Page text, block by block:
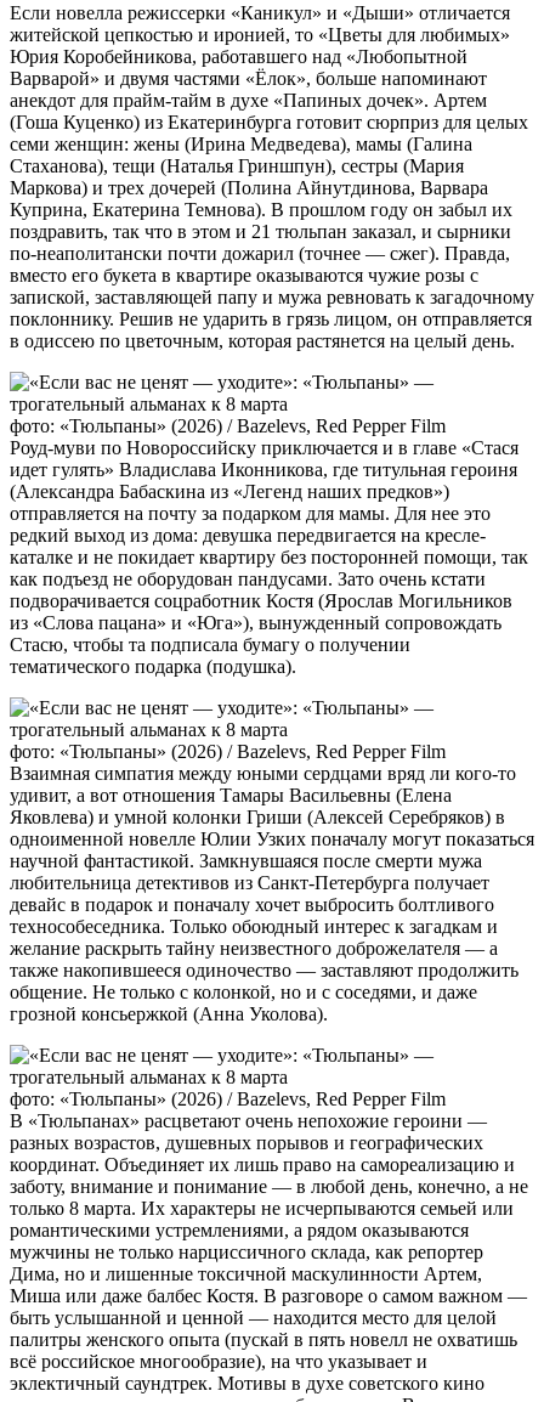
Если новелла режиссерки «Каникул» и «Дыши» отличается
житейской цепкостью и иронией, то «Цветы для любимых»
Юрия Коробейникова, работавшего над «Любопытной
Варварой» и двумя частями «Ёлок», больше напоминают
анекдот для прайм-тайм в духе «Папиных дочек». Артем
(Гоша Куценко) из Екатеринбурга готовит сюрприз для целых
семи женщин: жены (Ирина Медведева), мамы (Галина
Стаханова), тещи (Наталья Гриншпун), сестры (Мария
Маркова) и трех дочерей (Полина Айнутдинова, Варвара
Куприна, Екатерина Темнова). В прошлом году он забыл их
поздравить, так что в этом и 21 тюльпан заказал, и сырники
по-неаполитански почти дожарил (точнее — сжег). Правда,
вместо его букета в квартире оказываются чужие розы с
запиской, заставляющей папу и мужа ревновать к загадочному
поклоннику. Решив не ударить в грязь лицом, он отправляется
в одиссею по цветочным, которая растянется на целый день.
фото: «Тюльпаны» (2026) / Bazelevs, Red Pepper Film
Роуд-муви по Новороссийску приключается и в главе «Стася
идет гулять» Владислава Иконникова, где титульная героиня
(Александра Бабаскина из «Легенд наших предков»)
отправляется на почту за подарком для мамы. Для нее это
редкий выход из дома: девушка передвигается на кресле-
каталке и не покидает квартиру без посторонней помощи, так
как подъезд не оборудован пандусами. Зато очень кстати
подворачивается соцработник Костя (Ярослав Могильников
из «Слова пацана» и «Юга»), вынужденный сопровождать
Стасю, чтобы та подписала бумагу о получении
тематического подарка (подушка).
фото: «Тюльпаны» (2026) / Bazelevs, Red Pepper Film
Взаимная симпатия между юными сердцами вряд ли кого-то
удивит, а вот отношения Тамары Васильевны (Елена
Яковлева) и умной колонки Гриши (Алексей Серебряков) в
одноименной новелле Юлии Узких поначалу могут показаться
научной фантастикой. Замкнувшаяся после смерти мужа
любительница детективов из Санкт-Петербурга получает
девайс в подарок и поначалу хочет выбросить болтливого
технособеседника. Только обоюдный интерес к загадкам и
желание раскрыть тайну неизвестного доброжелателя — а
также накопившееся одиночество — заставляют продолжить
общение. Не только с колонкой, но и с соседями, и даже
грозной консьержкой (Анна Уколова).
фото: «Тюльпаны» (2026) / Bazelevs, Red Pepper Film
В «Тюльпанах» расцветают очень непохожие героини —
разных возрастов, душевных порывов и географических
координат. Объединяет их лишь право на самореализацию и
заботу, внимание и понимание — в любой день, конечно, а не
только 8 марта. Их характеры не исчерпываются семьей или
романтическими устремлениями, а рядом оказываются
мужчины не только нарциссичного склада, как репортер
Дима, но и лишенные токсичной маскулинности Артем,
Миша или даже балбес Костя. В разговоре о самом важном —
быть услышанной и ценной — находится место для целой
палитры женского опыта (пускай в пять новелл не охватишь
всё российское многообразие), на что указывает и
эклектичный саундтрек. Мотивы в духе советского кино